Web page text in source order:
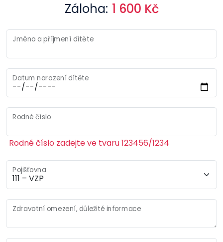
Záloha: 1 600 Kč
Jméno a příjmení dítěte
Datum narození dítěte
Rodné číslo
Rodné číslo zadejte ve tvaru 123456/1234
Pojišťovna
Zdravotní omezení, důležité informace